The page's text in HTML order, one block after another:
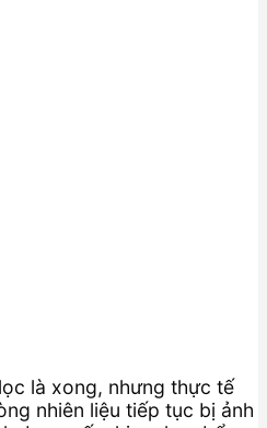
là xong, nhưng thực tế
nhiên liệu tiếp tục bị ảnh